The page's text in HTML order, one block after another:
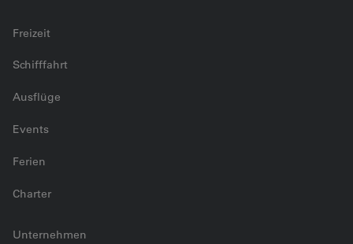
Freizeit
Schifffahrt
Ausflüge
Events
Ferien
Charter
Unternehmen